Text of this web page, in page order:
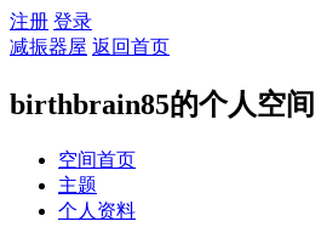
注册 登录
减振器屋 返回首页
birthbrain85的个人空间
空间首页
主题
个人资料